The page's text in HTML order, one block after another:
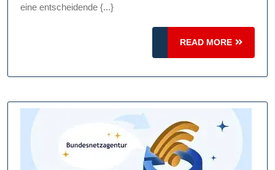
Tricks
für
schnelleres
Surfen
eine entscheidende {...}
READ MORE
READ
MORE